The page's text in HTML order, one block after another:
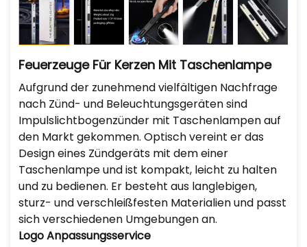
Feuerzeuge Für Kerzen Mit Taschenlampe
Aufgrund der zunehmend vielfältigen Nachfrage
nach Zünd- und Beleuchtungsgeräten sind
Impulslichtbogenzünder mit Taschenlampen auf
den Markt gekommen. Optisch vereint er das
Design eines Zündgeräts mit dem einer
Taschenlampe und ist kompakt, leicht zu halten
und zu bedienen. Er besteht aus langlebigen,
sturz- und verschleißfesten Materialien und passt
sich verschiedenen Umgebungen an.
LogoAnpassungsservice